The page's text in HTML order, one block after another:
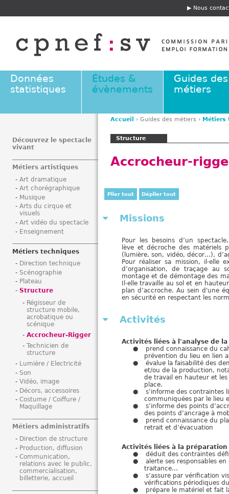
E
t
ê
e
Nous
Données
statistiques
Études &
évènements
Guides des
métiers
s
e
Accueil › Guides des métiers › Métiers
Structure
Accrocheur-
Plier tout Déplier tout
Missions
Pour les besoins d’un spectacle,
lève et décroche des matériels
(lumière, son, vidéo, décor…),
Pour réaliser sa mission, il·elle
d’organisation, de traçage au
montage et de démontage des
Il·elle travaille au sol et en
plan d’accroche. Au sein d'une
en sécurité en respectant les
Activités
Activités liées à l'analyse de
prend connaissance du
prévention du lieu en lien
évalue la faisabilité des
et/ou de la production,
de travail en hauteur et
place.
s’informe des contraintes
communiquées par le lieu
s’informe des points
des points d’ancrage à
prend connaissance du
retrait et d’évacuation
Activités liées à la
déduit des contraintes
alerte ses responsables
traitance…
s’assure par vérification
vérifications périodiques
prépare le matériel et fait
Découvrez le spectacle
vivant
Métiers artistiques
Art dramatique
Art chorégraphique
Musique
Arts du cirque et
visuels
Art vidéo du spectacle
Enseignement
Métiers techniques
Direction technique
Scénographie
Plateau
Structure
Régisseur de
structure mobile,
acrobatique ou
scénique
Accrocheur-Rigger
Technicien de
structure
Lumière / Electricité
Son
Vidéo, image
Décors, accessoires
Costume / Coiffure /
Maquillage
Métiers administratifs
Direction de structure
Production, diffusion
Communication,
relations avec le public,
commercialisation,
billetterie, accueil